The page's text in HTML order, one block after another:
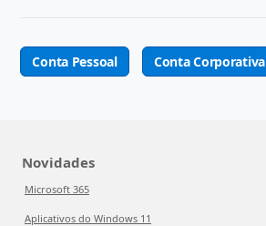
Conta Pessoal Conta Corporativa
Novidades
Microsoft 365
Aplicativos do Windows 11